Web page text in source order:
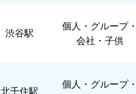
渋谷駅
個人
・グループ・
会社・子供
北千住駅
個人
・グループ・